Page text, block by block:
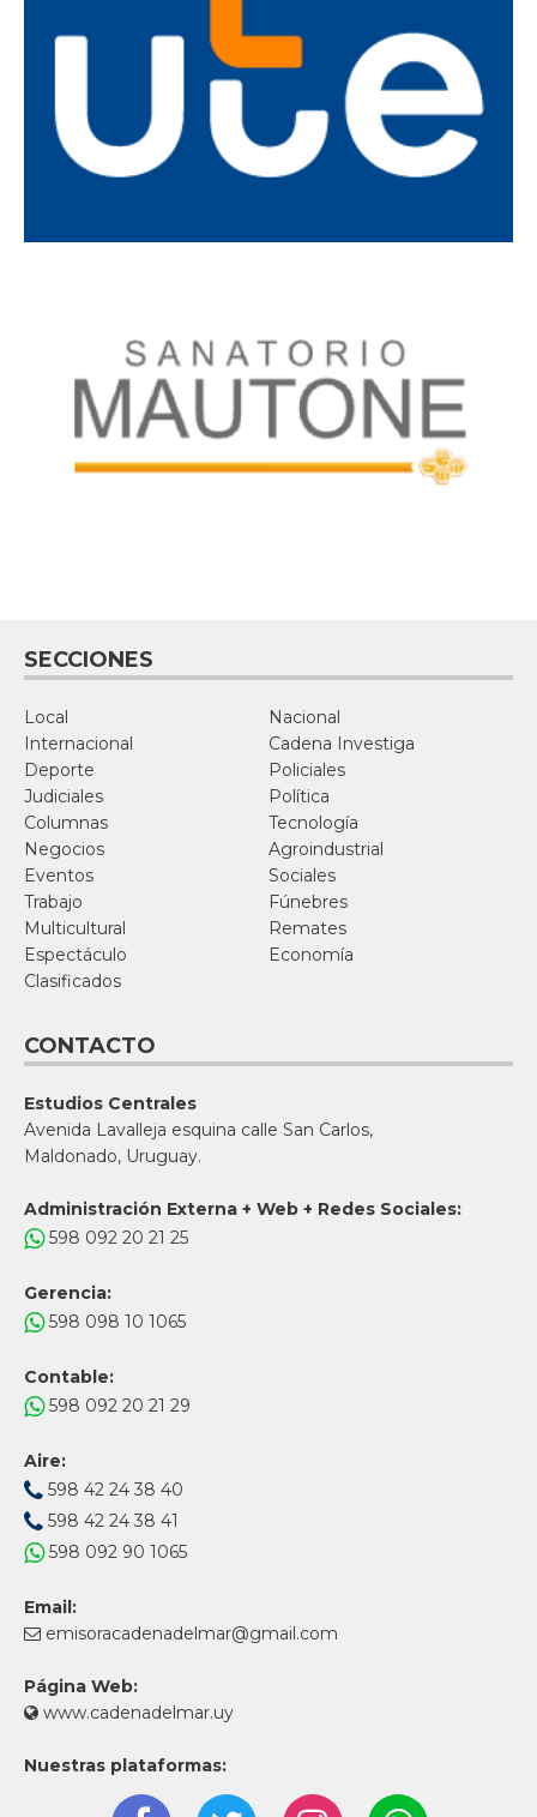
SECCIONES
Local
Nacional
Internacional
Cadena Investiga
Deporte
Policiales
Judiciales
Política
Columnas
Tecnología
Negocios
Agroindustrial
Eventos
Sociales
Trabajo
Fúnebres
Multicultural
Remates
Espectáculo
Economía
Clasificados
CONTACTO
Estudios Centrales
Avenida Lavalleja esquina calle San Carlos,
Maldonado, Uruguay.
Administración Externa + Web + Redes Sociales:
598 092 20 21 25
Gerencia:
598 098 10 1065
Contable:
598 092 20 21 29
Aire:
598 42 24 38 40
598 42 24 38 41
598 092 90 1065
Email:
emisoracadenadelmar@gmail.com
Página Web:
www.cadenadelmar.uy
Nuestras plataformas: